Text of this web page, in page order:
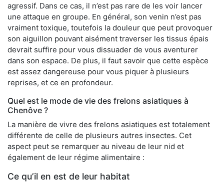
agressif. Dans ce cas, il n’est pas rare de les voir lancer
une attaque en groupe. En général, son venin n’est pas
vraiment toxique, toutefois la douleur que peut provoquer
son aiguillon pouvant aisément traverser les tissus épais
devrait suffire pour vous dissuader de vous aventurer
dans son espace. De plus, il faut savoir que cette espèce
est assez dangereuse pour vous piquer à plusieurs
reprises, et ce en profondeur.
Quel est le mode de vie des frelons asiatiques à
Chenôve ?
La manière de vivre des frelons asiatiques est totalement
différente de celle de plusieurs autres insectes. Cet
aspect peut se remarquer au niveau de leur nid et
également de leur régime alimentaire :
Ce qu’il en est de leur habitat